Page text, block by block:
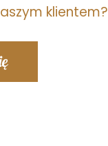
klientem?